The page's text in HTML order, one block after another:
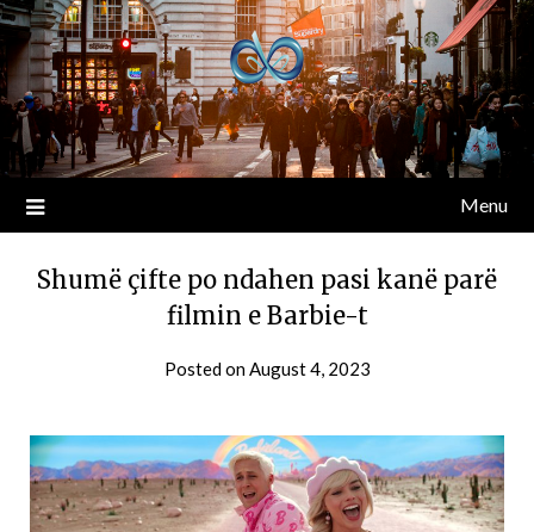
Menu
Shumë çifte po ndahen pasi kanë parë
filmin e Barbie-t
Posted onAugust 4, 2023